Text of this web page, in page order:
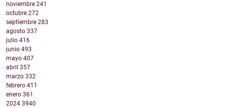
noviembre 241
octubre 272
septiembre 283
agosto 337
julio 416
junio 493
mayo 407
abril 357
marzo 332
febrero 411
enero 361
2024 3940